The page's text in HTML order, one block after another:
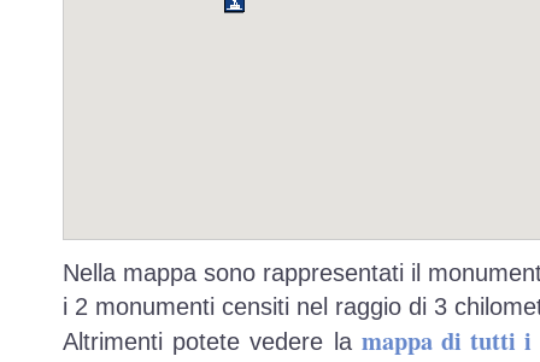
Nella mappa sono rappresentati il
i 2 monumenti censiti nel raggio di 3
Altrimenti potete vedere la mappa di tutti i